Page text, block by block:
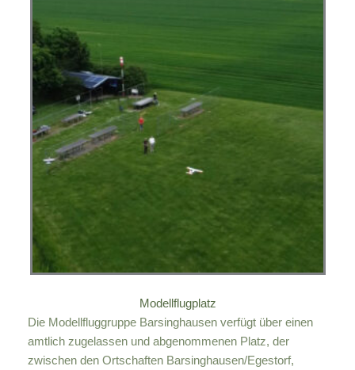
Modellflugplatz
Die Modellfluggruppe Barsinghausen verfügt über einen
amtlich zugelassen und abgenommenen Platz, der
zwischen den Ortschaften Barsinghausen/Egestorf,